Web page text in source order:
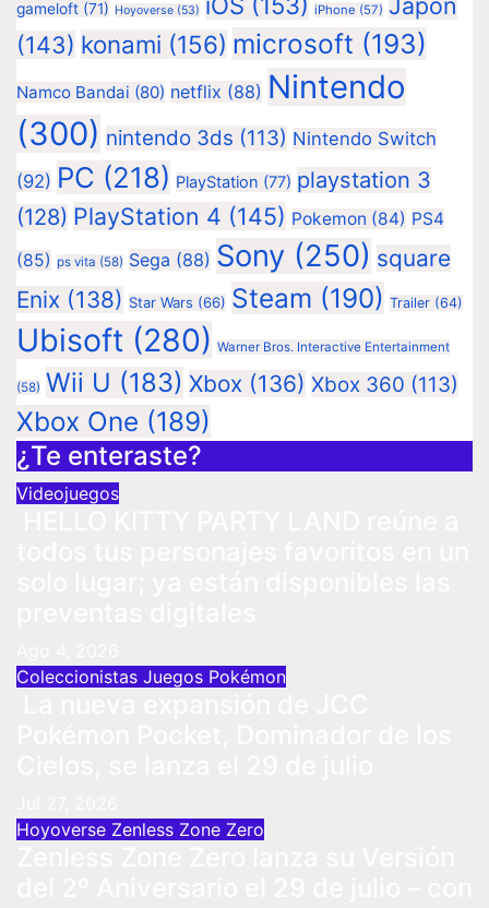
gameloft (71) Hoyoverse (53) iPhone (57)
(143) konami (156) microsoft (193)
Namco Bandai (80) netflix (88) Nintendo
(300) nintendo 3ds (113) Nintendo Switch
(92) PC (218) PlayStation (77) playstation 3
(128) PlayStation 4 (145) Pokemon (84) PS4
(85) ps vita (58) Sega (88) Sony (250) square
Enix (138) Star Wars (66) Steam (190) Trailer (64)
Ubisoft (280) Warner Bros. Interactive Entertainment
(58) Wii U (183) Xbox (136) Xbox 360 (113)
Xbox One (189)
¿Te enteraste?
Videojuegos
Coleccionistas Juegos Pokémon
Hoyoverse Zenless Zone Zero